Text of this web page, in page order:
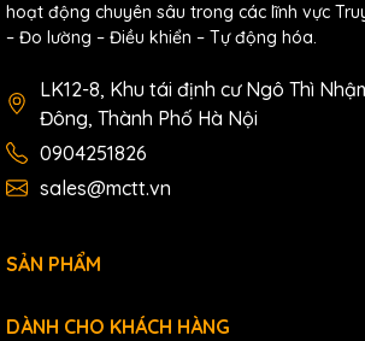
hoạt động chuyên sâu trong các lĩnh vực
– Đo lường – Điều khiển – Tự động hóa.
LK12-8, Khu tái định cư Ngô Thì
Đông, Thành Phố Hà Nội
0904251826
sales@mctt.vn
SẢN PHẨM
DÀNH CHO KHÁCH HÀNG